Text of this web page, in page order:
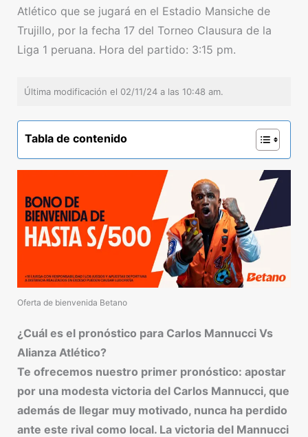
Atlético que se jugará en el Estadio Mansiche de
Trujillo, por la fecha 17 del Torneo Clausura de la
Liga 1 peruana. Hora del partido: 3:15 pm.
Última modificación el 02/11/24 a las 10:48 am.
Tabla de contenido
Oferta de bienvenida Betano
¿Cuál es el pronóstico para Carlos Mannucci Vs
Alianza Atlético?
Te ofrecemos nuestro primer pronóstico: apostar
por una modesta victoria del Carlos Mannucci, que
además de llegar muy motivado, nunca ha perdido
ante este rival como local. La victoria del Mannucci